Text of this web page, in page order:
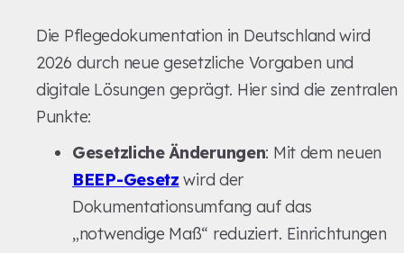
Die Pflegedokumentation in Deutschland wird
2026 durch neue gesetzliche Vorgaben und
digitale Lösungen geprägt. Hier sind die zentralen
Punkte:
Gesetzliche Änderungen: Mit dem neuen
BEEP-Gesetz wird der
Dokumentationsumfang auf das
„notwendige Maß“ reduziert. Einrichtungen